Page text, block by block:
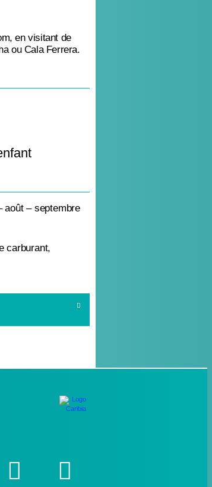
en visitant de
ou Cala Ferrera.
août – septembre
carburant,